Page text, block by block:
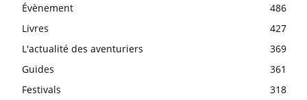
Évènement
486
Livres
427
L'actualité des aventuriers
369
Guides
361
Festivals
318